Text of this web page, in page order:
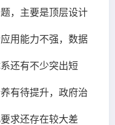
，主要是顶层设计
用能力不强，数据
还有不少突出短
有待提升，政府治
求还存在较大差